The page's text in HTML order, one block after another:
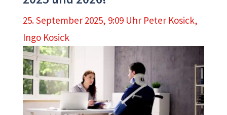
25. September 2025, 9:09 Uhr Peter Kosick,
Ingo Kosick